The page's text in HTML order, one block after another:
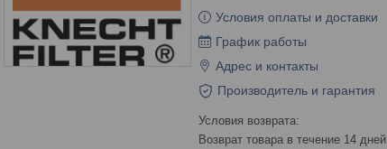
Условия оплаты и доставки
График работы
Адрес и контакты
Производитель и гарантия
возврат товара в течение 14 дней